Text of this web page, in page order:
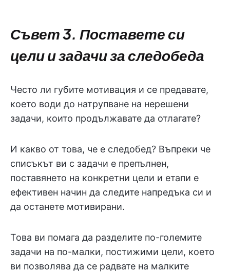
Съвет 3. Поставете си
цели и задачи за следобеда
Често ли губите мотивация и се предавате,
което води до натрупване на нерешени
задачи, които продължавате да отлагате?
И какво от това, че е следобед? Въпреки че
списъкът ви с задачи е препълнен,
поставянето на конкретни цели и етапи е
ефективен начин да следите напредъка си и
да останете мотивирани.
Това ви помага да разделите по-големите
задачи на по-малки, постижими цели, което
ви позволява да се радвате на малките